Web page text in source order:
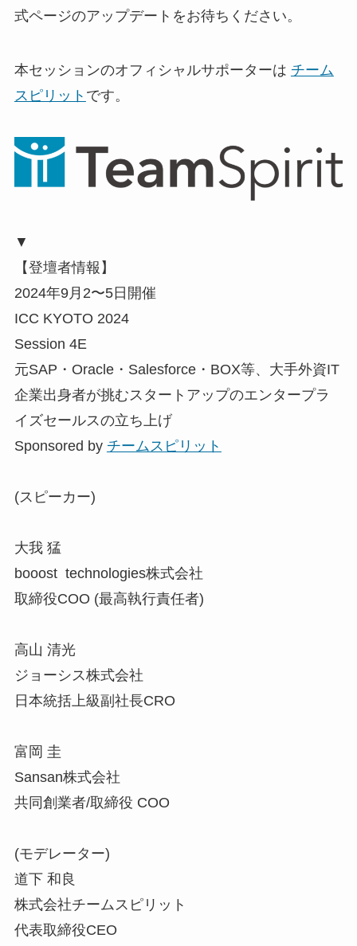
式ページのアップデートをお待ちください。
本セッションのオフィシャルサポーターは チーム
スピリット です。
▼
【登壇者情報】
2024年9月2〜5日開催
ICC KYOTO 2024
Session 4E
元SAP・Oracle・Salesforce・BOX等、大手外資IT
企業出身者が挑むスタートアップのエンタープラ
イズセールスの立ち上げ
Sponsored by チームスピリット
(スピーカー)
大我 猛
booost technologies株式会社
取締役COO (最高執行責任者)
高山 清光
ジョーシス株式会社
日本統括上級副社長CRO
富岡 圭
Sansan株式会社
共同創業者/取締役 COO
(モデレーター)
道下 和良
株式会社チームスピリット
代表取締役CEO